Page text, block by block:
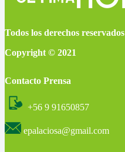
Todos los derechos reservados
Copyright © 2021
Contacto Prensa
+56 9 91650857
epalaciosa@gmail.com